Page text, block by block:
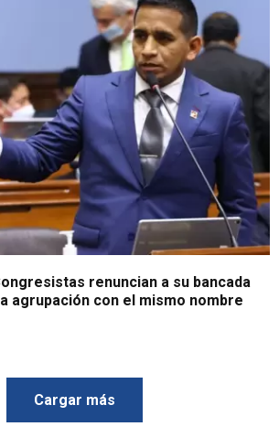
renuncian a su bancada
agrupación con el mismo nombre
Cargar más